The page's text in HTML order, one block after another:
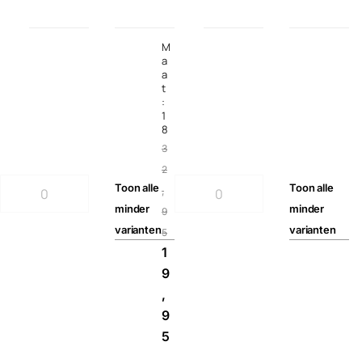
Toonalle
minder
varianten
M
a
a
t
:
1
8
3
2
,
9
5
1
9
,
9
5
Toonalle
minder
varianten